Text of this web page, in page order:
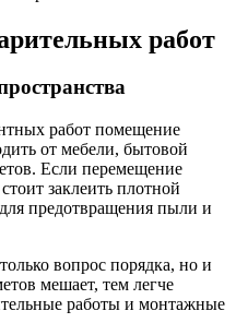
работ
работ помещение
от мебели, бытовой
Если перемещение
заклеить плотной
предотвращения пыли и
вопрос порядка, но и
мешает, тем легче
работы и монтажные